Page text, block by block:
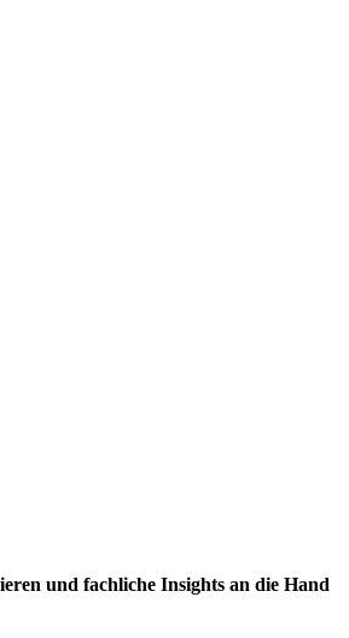
und fachliche Insights an die Hand